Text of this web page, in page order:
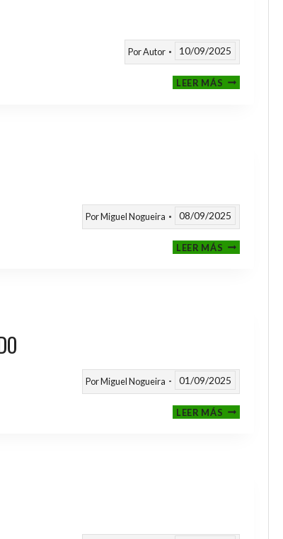
PorAutor 10/09/2025
LEER MÁSCALENDARIO
TEMPORADA
PorMiguel Nogueira 08/09/2025
LEER MÁSIII
MEMORIAL
PorMiguel Nogueira 01/09/2025
LEER MÁSVI
MEMORIAL